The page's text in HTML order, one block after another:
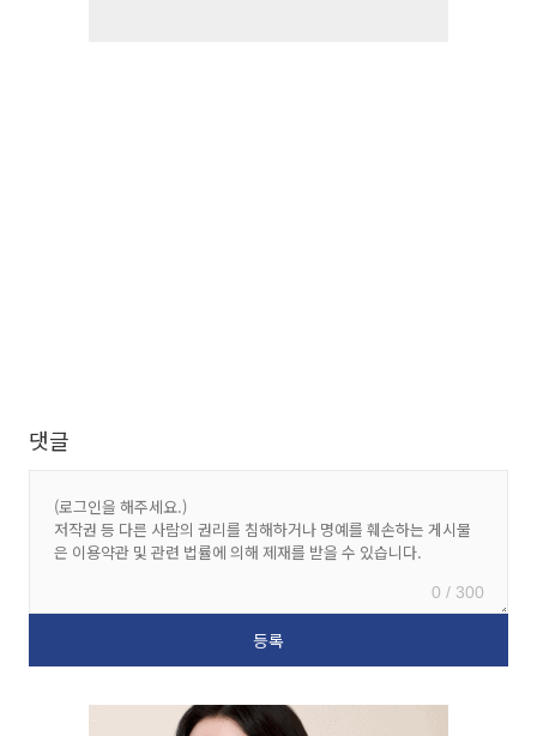
댓글
0 / 300